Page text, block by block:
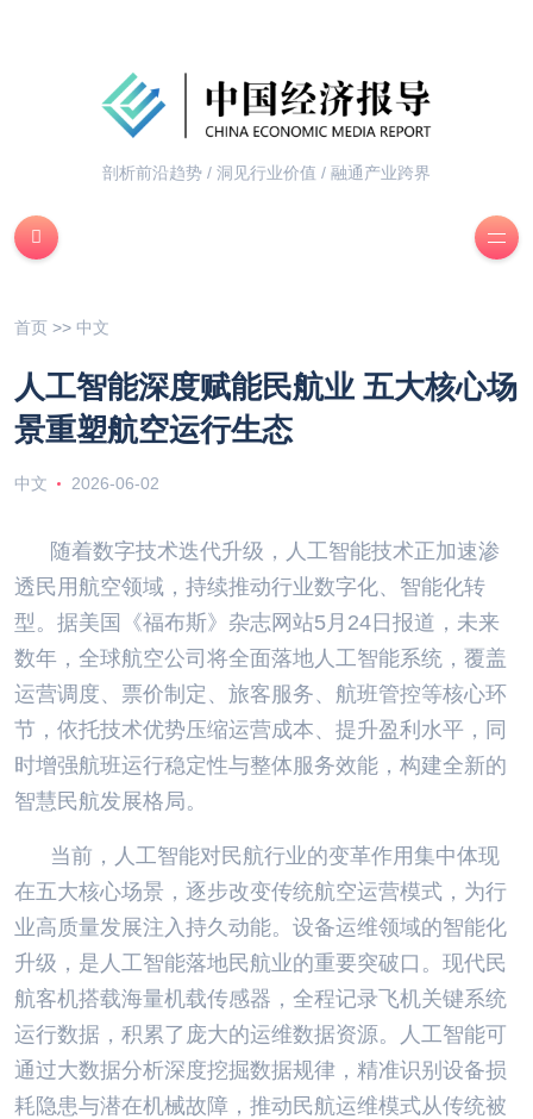
剖析前沿趋势 / 洞见行业价值 / 融通产业跨界
首页 >> 中文
人工智能深度赋能民航业 五大核心场
景重塑航空运行生态
中文 2026-06-02
随着数字技术迭代升级，人工智能技术正加速渗
透民用航空领域，持续推动行业数字化、智能化转
型。据美国《福布斯》杂志网站5月24日报道，未来
数年，全球航空公司将全面落地人工智能系统，覆盖
运营调度、票价制定、旅客服务、航班管控等核心环
节，依托技术优势压缩运营成本、提升盈利水平，同
时增强航班运行稳定性与整体服务效能，构建全新的
智慧民航发展格局。
当前，人工智能对民航行业的变革作用集中体现
在五大核心场景，逐步改变传统航空运营模式，为行
业高质量发展注入持久动能。设备运维领域的智能化
升级，是人工智能落地民航业的重要突破口。现代民
航客机搭载海量机载传感器，全程记录飞机关键系统
运行数据，积累了庞大的运维数据资源。人工智能可
通过大数据分析深度挖掘数据规律，精准识别设备损
耗隐患与潜在机械故障，推动民航运维模式从传统被